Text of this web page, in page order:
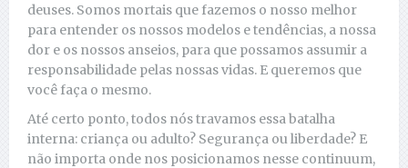
deuses. Somos mortais que fazemos o nosso melhor
para entender os nossos modelos e tendências, a nossa
dor e os nossos anseios, para que possamos assumir a
responsabilidade pelas nossas vidas. E queremos que
você faça o mesmo.
Até certo ponto, todos nós travamos essa batalha
interna: criança ou adulto? Segurança ou liberdade? E
não importa onde nos posicionamos nesse continuum,